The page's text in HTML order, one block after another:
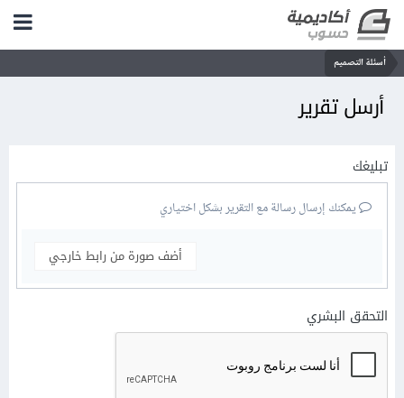
أسئلة التصميم
أرسل تقرير
تبليغك
يمكنك إرسال رسالة مع التقرير بشكل اختياري
أضف صورة من رابط خارجي
التحقق البشري